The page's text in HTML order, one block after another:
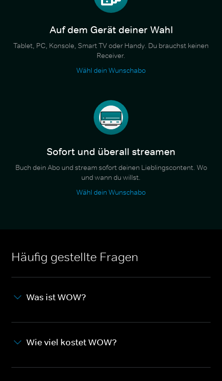
Auf dem Gerät deiner Wahl
Tablet, PC, Konsole, Smart TV oder Handy. Du brauchst keinen
Receiver.
Wähl dein Wunschabo
Sofort und überall streamen
Buch dein Abo und stream sofort deinen Lieblingscontent. Wo
und wann du willst.
Wähl dein Wunschabo
Häufig gestellte Fragen
Was ist WOW?
Wie viel kostet WOW?